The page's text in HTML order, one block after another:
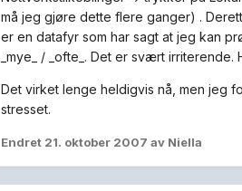
må jeg gjøre dette flere ganger) .
er en datafyr som har sagt at jeg kan
_mye_ / _ofte_. Det er svært irriterende.
Det virket lenge heldigvis nå, men jeg
stresset.
Endret 21. oktober 2007 av Niella